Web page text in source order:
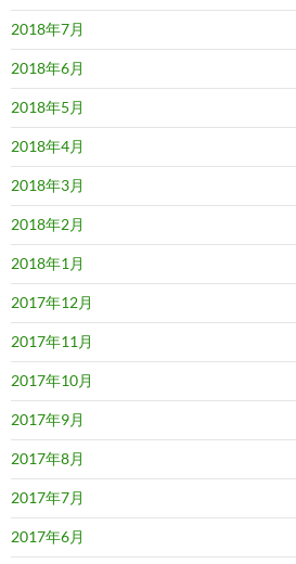
2018年7月
2018年6月
2018年5月
2018年4月
2018年3月
2018年2月
2018年1月
2017年12月
2017年11月
2017年10月
2017年9月
2017年8月
2017年7月
2017年6月